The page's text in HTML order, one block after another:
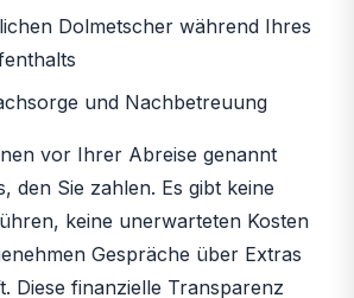
Dolmetscher während Ihres
und Nachbetreuung
vor Ihrer Abreise genannt
den Sie zahlen. Es gibt keine
keine unerwarteten Kosten
Gespräche über Extras
Diese finanzielle Transparenz